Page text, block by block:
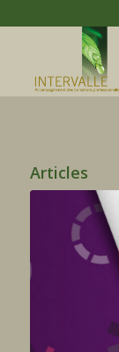
Articles